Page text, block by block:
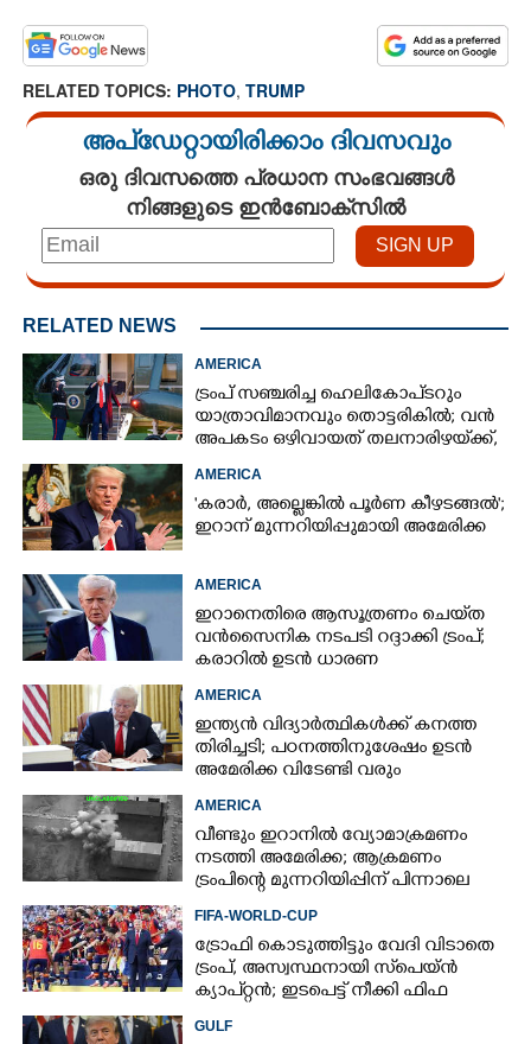
RELATED TOPICS: PHOTO, TRUMP
അപ്ഡേറ്റായിരിക്കാം ദിവസവും
ഒരു ദിവസത്തെ പ്രധാന സംഭവങ്ങൾ
നിങ്ങളുടെ ഇൻബോക്സിൽ
RELATED NEWS
AMERICA
ട്രംപ് സഞ്ചരിച്ച ഹെലികോപ്‌ടറും
യാത്രാവിമാനവും തൊട്ടരികിൽ; വൻ
അപകടം ഒഴിവായത് തലനാരിഴയ്‌ക്ക്,
AMERICA
'കരാർ, അല്ലെങ്കിൽ പൂർണ കീഴടങ്ങൽ';
ഇറാന് മുന്നറിയിപ്പുമായി അമേരിക്ക
AMERICA
ഇറാനെതിരെ ആസൂത്രണം ചെയ്‌ത
വൻസൈനിക നടപടി റദ്ദാക്കി ട്രംപ്;
കരാറിൽ ഉടൻ ധാരണ
AMERICA
ഇന്ത്യൻ വിദ്യാർത്ഥികൾക്ക് കനത്ത
തിരിച്ചടി; പഠനത്തിനുശേഷം ഉടൻ
അമേരിക്ക വിടേണ്ടി വരും
AMERICA
വീണ്ടും ഇറാനിൽ വ്യോമാക്രമണം
നടത്തി അമേരിക്ക; ആക്രമണം
ട്രംപിന്റെ മുന്നറിയിപ്പിന് പിന്നാലെ
FIFA-WORLD-CUP
ട്രോഫി കൊടുത്തിട്ടും വേദി വിടാതെ
ട്രംപ്, അസ്വസ്ഥനായി സ്‌പെയ്ൻ
ക്യാപ്റ്റൻ; ഇടപെട്ട് നീക്കി ഫിഫ
GULF